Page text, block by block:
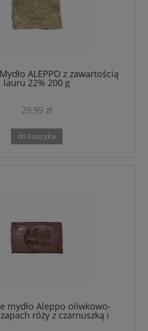
ALEPPO z zawartością
lauru 22% 200 g
29,99 zł
do koszyka
mydło Aleppo oliwkowo-
róży z czarnuszką i
jaśminem 150 g